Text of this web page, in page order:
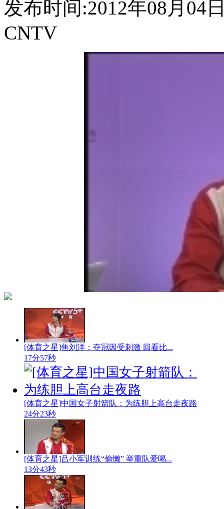
发布时间:2012年08月04
CNTV
[体育之星]焦刘洋：夺冠因受刺激 回看比...
17分57秒
[体育之星]中国女子射箭队：为练胆上高台走夜路
24分23秒
[体育之星]吕小军训练“偷懒” 举重队爱喝...
13分43秒